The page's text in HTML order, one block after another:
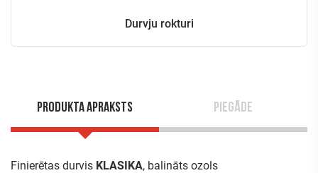
Durvju rokturi
Produkta apraksts Piegāde
Finierētas durvis KLASIKA, balināts ozols